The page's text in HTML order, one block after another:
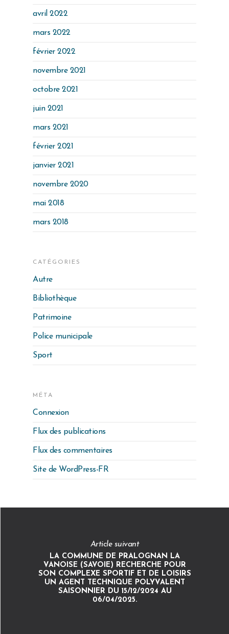
avril 2022
mars 2022
février 2022
novembre 2021
octobre 2021
juin 2021
mars 2021
février 2021
janvier 2021
novembre 2020
mai 2018
mars 2018
CATÉGORIES
Autre
Bibliothèque
Patrimoine
Police municipale
Sport
MÉTA
Connexion
Flux des publications
Flux des commentaires
Site de WordPress-FR
Article suivant
LA COMMUNE DE PRALOGNAN LA
VANOISE (SAVOIE) RECHERCHE POUR
SON COMPLEXE SPORTIF ET DE LOISIRS
UN AGENT TECHNIQUE POLYVALENT
SAISONNIER DU 15/12/2024 AU
06/04/2025.